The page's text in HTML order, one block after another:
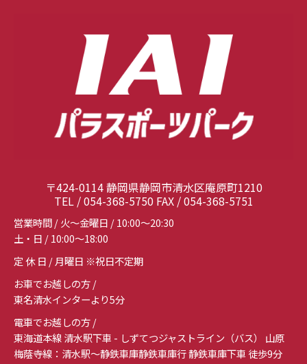
〒424-0114 静岡県静岡市清水区庵原町1210
TEL / 054-368-5750 FAX / 054-368-5751
営業時間 / 火～金曜日 / 10:00～20:30
土・日 / 10:00～18:00
定 休 日 / 月曜日 ※祝日不定期
お車でお越しの方 /
東名清水インターより5分
電車でお越しの方 /
東海道本線 清水駅下車 - しずてつジャストライン（バス） 山原
梅蔭寺線：清水駅～静鉄車庫静鉄車庫行 静鉄車庫下車 徒歩9分